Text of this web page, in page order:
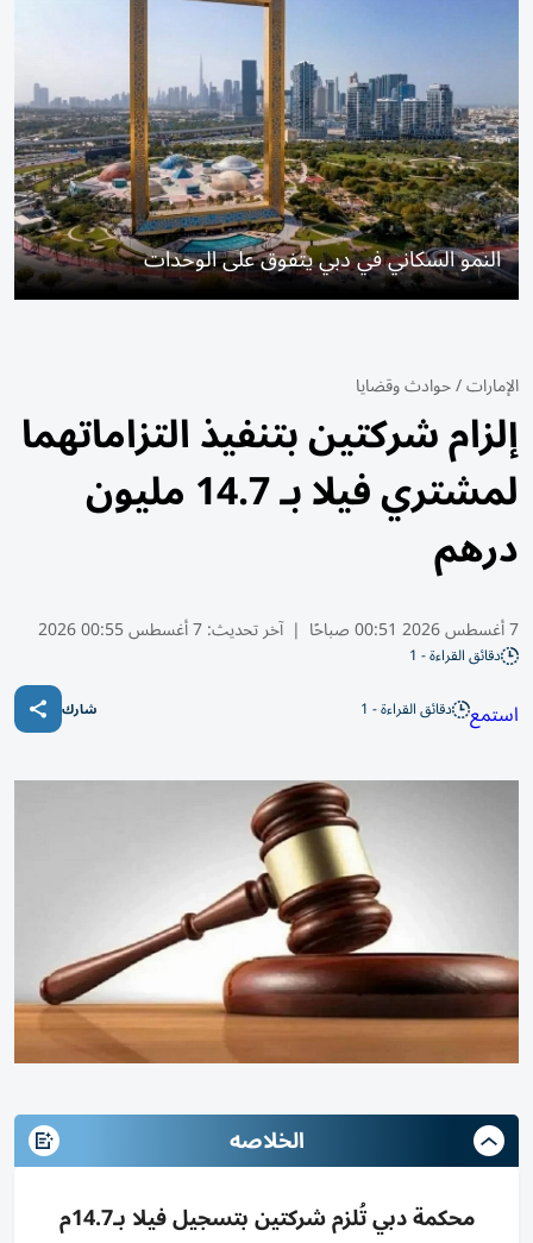
النمو السكاني في دبي يتفوق على الوحدات
الإمارات/حوادث وقضايا
إلزام شركتين بتنفيذ التزاماتهما
لمشتري فيلا بـ 14.7 مليون
درهم
7 أغسطس 2026 00:51 صباحًا | آخر تحديث:7 أغسطس 00:55 2026
دقائق القراءة - 1
استمع دقائق القراءة - 1 شارك
الخلاصه
محكمة دبي تُلزم شركتين بتسجيل فيلا بـ14.7م